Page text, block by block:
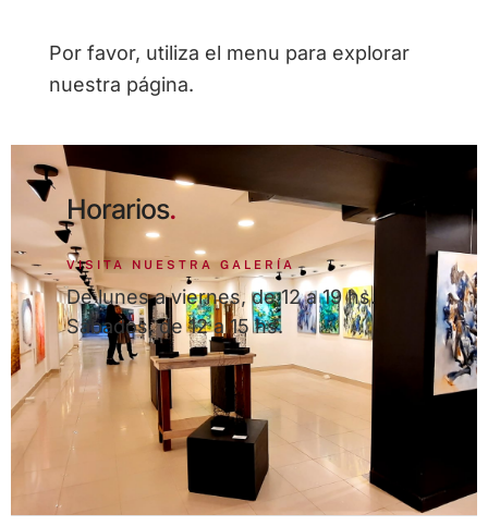
Por favor, utiliza el menu para explorar
nuestra página.
Horarios.
VISITA NUESTRA GALERÍA
De lunes a viernes, de 12 a 19 hs.
Sábados, de 12 a 15 hs.